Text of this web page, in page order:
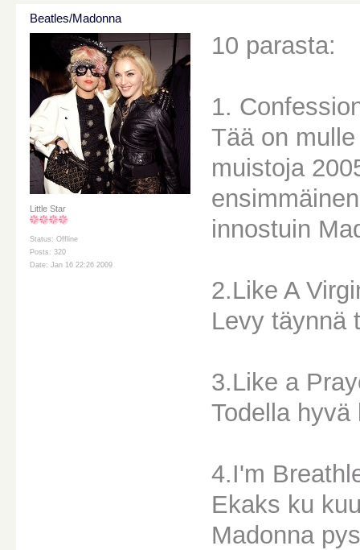
Beatles/Madonna
Little Star
Status: Offline
Posts: 320
Date: Jan 16 22:26 2009
10 parasta:
1.
Tää on
muistoja
innostuin
2.Like A
Levy täynnä
3.Like a
Todella
4.I'm
Ekaks ku
Madonna